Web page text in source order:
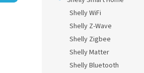
Shelly WiFi
Shelly Z-Wave
Shelly Zigbee
Shelly Matter
Shelly Bluetooth